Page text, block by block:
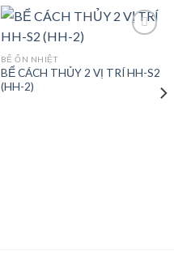
Add to
BỂ ỔN NHIỆT
BỂ CÁCH THỦY 2 VỊ TRÍ HH-S2
(HH-2)